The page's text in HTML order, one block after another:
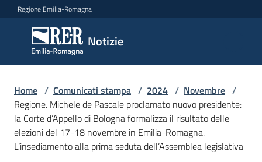
Vai al contenuto
Vai alla navigazione
Vai al footer
Regione Emilia-Romagna
Notizie
Notizie
Comunicati
stampa
Menu selezionato
Cerca
un
Home / Comunicati stampa / 2024 / Novembre /
Regione. Michele de Pascale proclamato nuovo presidente:
la Corte d’Appello di Bologna formalizza il risultato delle
elezioni del 17-18 novembre in Emilia-Romagna.
L’insediamento alla prima seduta dell’Assemblea legislativa